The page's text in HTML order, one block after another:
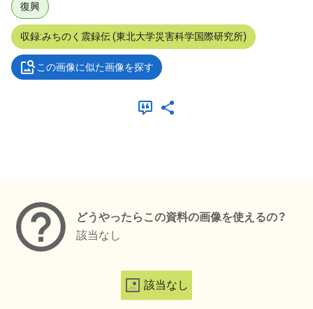
復興
収録:みちのく震録伝 (東北大学災害科学国際研究所)
この画像に似た画像を探す
どうやったらこの資料の画像を使えるの？
該当なし
該当なし